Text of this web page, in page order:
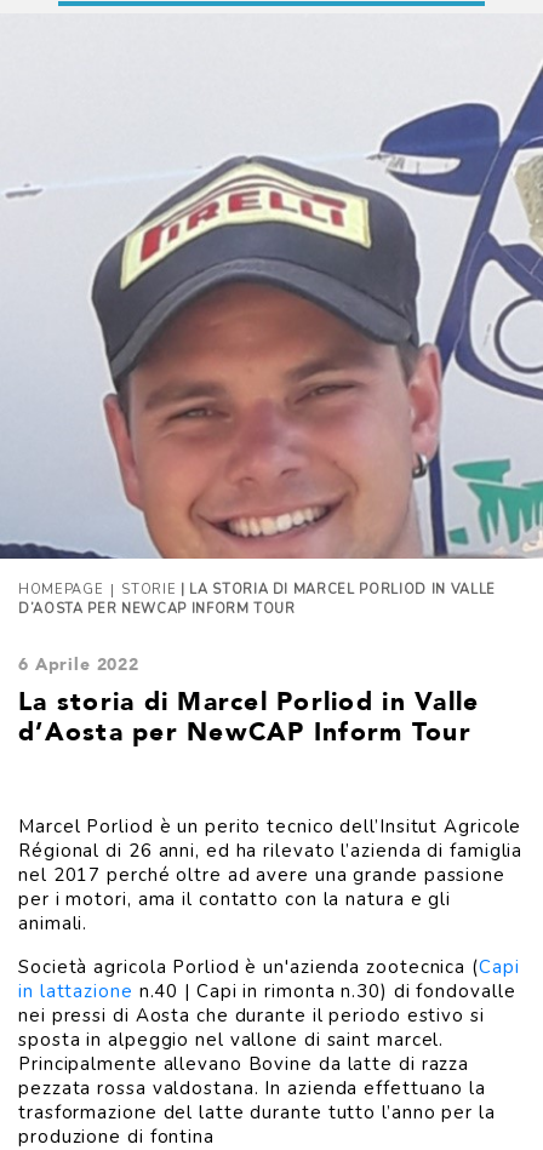
HOMEPAGE | STORIE
| LA STORIA DI MARCEL PORLIOD IN VALLE
D’AOSTA PER NEWCAP INFORM TOUR
6 Aprile 2022
La storia di Marcel Porliod in Valle
d’Aosta per NewCAP Inform Tour
Marcel Porliod è un perito tecnico dell’Insitut Agricole
Régional di 26 anni, ed ha rilevato l’azienda di famiglia
nel 2017 perché oltre ad avere una grande passione
per i motori, ama il contatto con la natura e gli
animali.
Società agricola Porliod è un'azienda zootecnica (Capi
in lattazione n.40 | Capi in rimonta n.30) di fondovalle
nei pressi di Aosta che durante il periodo estivo si
sposta in alpeggio nel vallone di saint marcel.
Principalmente allevano Bovine da latte di razza
pezzata rossa valdostana. In azienda effettuano la
trasformazione del latte durante tutto l’anno per la
produzione di fontina